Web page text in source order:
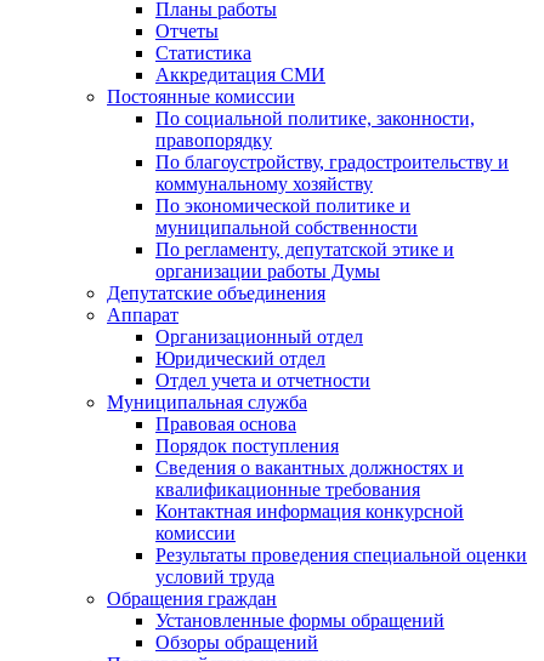
Планы работы
Отчеты
Статистика
Аккредитация СМИ
Постоянные комиссии
По социальной политике, законности,
правопорядку
По благоустройству, градостроительству и
коммунальному хозяйству
По экономической политике и
муниципальной собственности
По регламенту, депутатской этике и
организации работы Думы
Депутатские объединения
Аппарат
Организационный отдел
Юридический отдел
Отдел учета и отчетности
Муниципальная служба
Правовая основа
Порядок поступления
Сведения о вакантных должностях и
квалификационные требования
Контактная информация конкурсной
комиссии
Результаты проведения специальной оценки
условий труда
Обращения граждан
Установленные формы обращений
Обзоры обращений